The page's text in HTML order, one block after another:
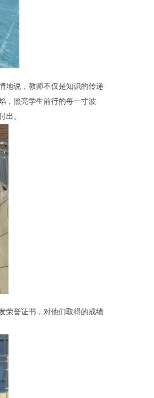
地说，教师不仅是知识的传递
，照亮学生前行的每一寸波
出。
荣誉证书，对他们取得的成绩